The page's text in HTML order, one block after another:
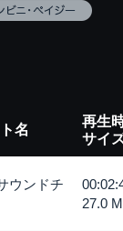
名
再生
サイ
ウンドチ
27.0